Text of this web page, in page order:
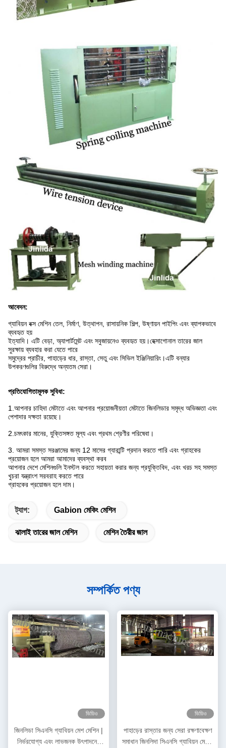
আবেদন:
গ্যাবিয়ন বক্স মেশিন তেল, নির্মাণ, উত্থাপন, রাসায়নিক শিল্প, উষ্ণায়ন পাইপিং এবং ব্যাপকভাবে
ব্যবহৃত হয়
ইত্যাদি। এটি বেড়া, অ্যাপার্টমেন্ট এবং সবুজায়নেও ব্যবহৃত হয়।হেক্সাগোনাল তারের জাল
সুরক্ষায় ব্যবহার করা যেতে পারে
সমুদ্রের প্রাচীর, পাহাড়ের ধার, রাস্তা, সেতু এবং সিভিল ইঞ্জিনিয়ারিং।এটি বন্যার
উপকরণগুলির বিরুদ্ধে অন্যতম সেরা।
প্রতিযোগিতামূলক সুবিধা:
1. আপনার চাহিদা মেটাতে এবং আপনার প্রয়োজনীয়তা মেটাতে জিনলিডার সমৃদ্ধ অভিজ্ঞতা এবং
পেশাদার দক্ষতা রয়েছে।
2. চমৎকার মানের, যুক্তিসঙ্গত মূল্য এবং প্রথম শ্রেণীর পরিষেবা।
3. আমরা সমস্ত সরঞ্জামের জন্য 12 মাসের গ্যারান্টি প্রদান করতে পারি এবং গ্রাহকের
প্রয়োজন হলে আমরা আমাদের ব্যবস্থা করব
আপনার দেশে মেশিনগুলি ইনস্টল করতে সহায়তা করার জন্য প্রযুক্তিবিদ, এবং খরচ সহ সমস্ত
খুচরা যন্ত্রাংশ সরবরাহ করতে পারে
গ্রাহকের প্রয়োজন হলে দাম।
ট্যাগ: Gabion মেকিং মেশিন
ঝালাই তারের জাল মেশিন মেশিন তৈরীর জাল
সম্পর্কিত পণ্য
ভিডিও
জিনলিডা সিএনসি গ্যাবিয়ন মেশ মেশিন |
নির্ভরযোগ্য এবং লাভজনক উৎপাদনের
ভিডিও
পাহাড়ের রাস্তার জন্য সেরা রক্ষণাবেক্ষণ
সমাধান জিনলিদা সিএনসি গ্যাবিয়ন মেশিন